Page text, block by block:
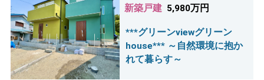
新築戸建 5,980万円
***グリーンviewグリーン
house*** ～自然環境に抱か
れて暮らす～